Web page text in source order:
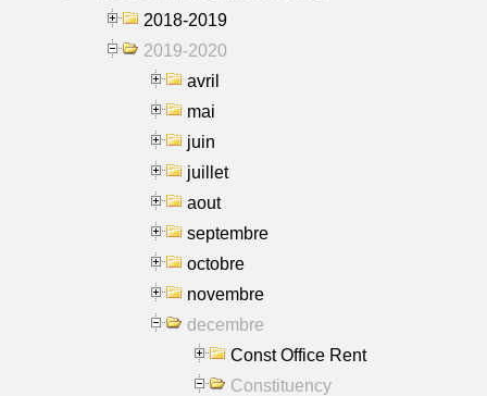
2018-2019
2019-2020
avril
mai
juin
juillet
aout
septembre
octobre
novembre
decembre
Const Office Rent
Constituency